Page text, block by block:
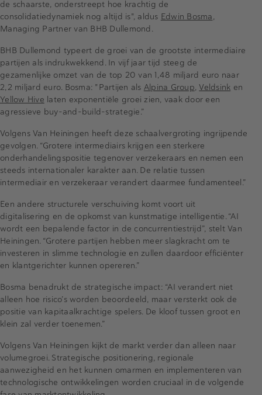
de schaarste, onderstreept hoe krachtig de
consolidatiedynamiek nog altijd is", aldus Edwin Bosma,
Managing Partner van BHB Dullemond.
BHB Dullemond typeert de groei van de grootste intermediaire
partijen als indrukwekkend. In vijf jaar tijd steeg de
gezamenlijke omzet van de top 20 van 1,48 miljard euro naar
2,2 miljard euro. Bosma: "Partijen als Alpina Group,Veldsink en
Yellow Hive laten exponentiële groei zien, vaak door een
agressieve buy-and-build-strategie.”
Volgens Van Heiningen heeft deze schaalvergroting ingrijpende
gevolgen. “Grotere intermediairs krijgen een sterkere
onderhandelingspositie tegenover verzekeraars en nemen een
steeds internationaler karakter aan. De relatie tussen
intermediair en verzekeraar verandert daarmee fundamenteel.”
Een andere structurele verschuiving komt voort uit
digitalisering en de opkomst van kunstmatige intelligentie. “AI
wordt een bepalende factor in de concurrentiestrijd”, stelt Van
Heiningen. “Grotere partijen hebben meer slagkracht om te
investeren in slimme technologie en zullen daardoor efficiënter
en klantgerichter kunnen opereren.”
Bosma benadrukt de strategische impact: “AI verandert niet
alleen hoe risico’s worden beoordeeld, maar versterkt ook de
positie van kapitaalkrachtige spelers. De kloof tussen groot en
klein zal verder toenemen.”
Volgens Van Heiningen kijkt de markt verder dan alleen naar
volumegroei. Strategische positionering, regionale
aanwezigheid en het kunnen omarmen en implementeren van
technologische ontwikkelingen worden cruciaal in de volgende